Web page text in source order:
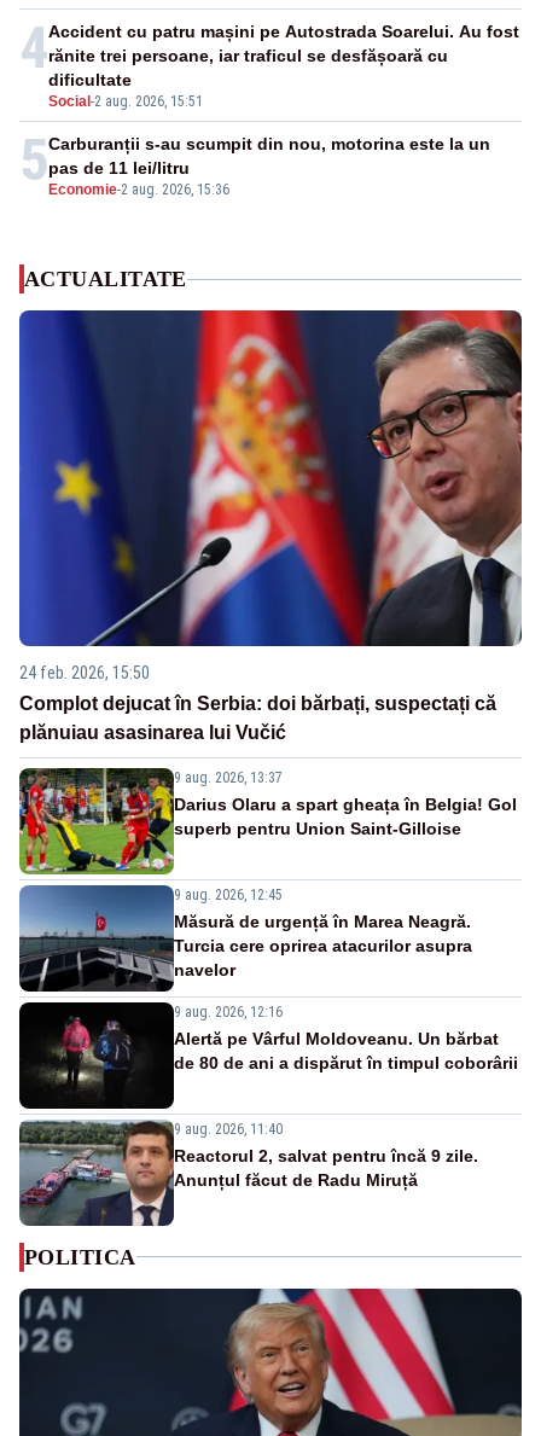
4
Social -2 aug. 2026, 15:51
Accident cu patru mașini pe Autostrada Soarelui. Au fost
rănite trei persoane, iar traficul se desfășoară cu
dificultate
5 Economie-2 aug. 2026, 15:36
Carburanții s-au scumpit din nou, motorina este la un
pas de 11 lei/litru
ACTUALITATE
24 feb. 2026, 15:50
Complot dejucat în Serbia: doi bărbați, suspectați că
plănuiau asasinarea lui Vučić
9 aug. 2026, 13:37
Darius Olaru a spart gheața în Belgia! Gol
superb pentru Union Saint-Gilloise
9 aug. 2026, 12:45
Măsură de urgență în Marea Neagră.
Turcia cere oprirea atacurilor asupra
navelor
9 aug. 2026, 12:16
Alertă pe Vârful Moldoveanu. Un bărbat
de 80 de ani a dispărut în timpul coborârii
9 aug. 2026, 11:40
Reactorul 2, salvat pentru încă 9 zile.
Anunțul făcut de Radu Miruță
POLITICA